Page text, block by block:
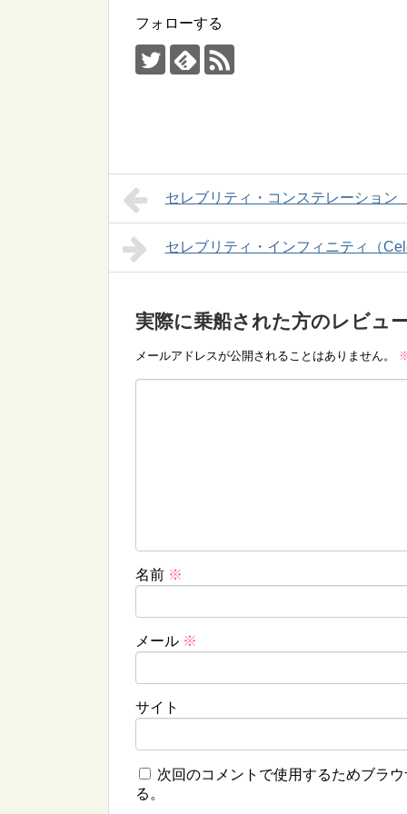
フォローする
セレブリティ・コンステレーション
セレブリティ・インフィニティ（
実際に乗船された方のレビュ
メールアドレスが公開されることはありません。
名前 ※
メール ※
サイト
次回のコメントで使用するためブラ
る。